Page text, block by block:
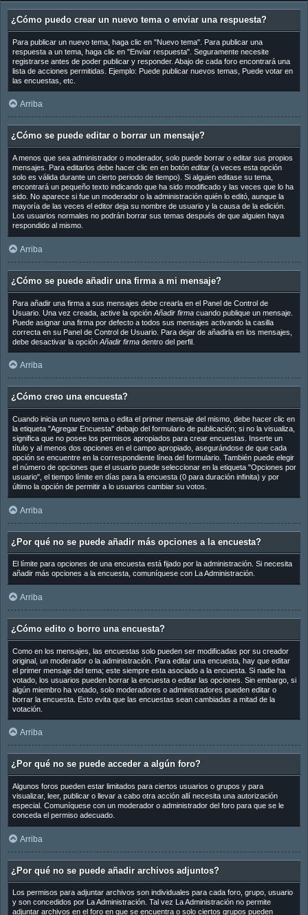
¿Cómo puedo crear un nuevo tema o enviar una respuesta?
Para publicar un nuevo tema, haga clic en "Nuevo tema". Para publicar una
respuesta a un tema, haga clic en "Enviar respuesta". Seguramente necesite
registrarse antes de poder publicar y responder. Abajo de cada foro encontrará una
lista de acciones permitidas. Ejemplo: Puede publicar nuevos temas, Puede votar en
las encuestas, etc.
Arriba
¿Cómo se puede editar o borrar un mensaje?
A menos que sea administrador o moderador, solo puede borrar o editar sus propios
mensajes. Para editarlos debe hacer clic en en botón editar(a veces esta opción
solo es válida durante un cierto periodo de tiempo). Si alguien editase su tema,
encontrará un pequeño texto indicando que ha sido modificado y las veces que lo ha
sido. No aparece si fue un moderador o la administración quién lo editó, aunque la
mayoría de las veces el editor deja su nombre de usuario y la causa de la edición.
Los usuarios normales no podrán borrar sus temas después de que alguien haya
respondido al mismo.
Arriba
¿Cómo se puede añadir una firma a mi mensaje?
Para añadir una firma a sus mensajes debe crearla en el Panel de Control de
Usuario. Una vez creada, active la opción Añadir firmacuando publique un mensaje.
Puede asignar una firma por defecto a todos sus mensajes activando la casilla
correcta en su Panel de Control de Usuario. Para dejar de añadirla en los mensajes,
debe desactivar la opción Añadir firmadentro del perfil.
Arriba
¿Cómo creo una encuesta?
Cuando inicia un nuevo tema o edita el primer mensaje del mismo, debe hacer clic en
la etiqueta "Agregar Encuesta" debajo del formulario de publicación; si no la visualiza,
significa que no posee los permisos apropiados para crear encuestas. Inserte un
título y al menos dos opciones en el campo apropiado, asegurándose de que cada
opción se encuentre en la correspondiente línea del formulario. También puede elegir
el número de opciones que el usuario puede seleccionar en la etiqueta "Opciones por
usuario", el tiempo límite en días para la encuesta (0 para duración infinita) y por
último la opción de permitir a lo usuarios cambiar su votos.
Arriba
¿Por qué no se puede añadir más opciones a la encuesta?
El límite para opciones de una encuesta está fijado por la administración. Si necesita
añadir más opciones a la encuesta, comuníquese con La Administración.
Arriba
¿Cómo edito o borro una encuesta?
Como en los mensajes, las encuestas solo pueden ser modificadas por su creador
original, un moderador o la administración. Para editar una encuesta, hay que editar
el primer mensaje del tema; este siempre esta asociado a la encuesta. Si nadie ha
votado, los usuarios pueden borrar la encuesta o editar las opciones. Sin embargo, si
algún miembro ha votado, solo moderadores o administradores pueden editar o
borrar la encuesta. Esto evita que las encuestas sean cambiadas a mitad de la
votación.
Arriba
¿Por qué no se puede acceder a algún foro?
Algunos foros pueden estar limitados para ciertos usuarios o grupos y para
visualizar, leer, publicar o llevar a cabo otra acción allí necesita una autorización
especial. Comuníquese con un moderador o administrador del foro para que se le
conceda el permiso adecuado.
Arriba
¿Por qué no se puede añadir archivos adjuntos?
Los permisos para adjuntar archivos son individuales para cada foro, grupo, usuario
y son concedidos por La Administración. Tal vez La Administración no permite
adjuntar archivos en el foro en que se encuentra o solo ciertos grupos pueden